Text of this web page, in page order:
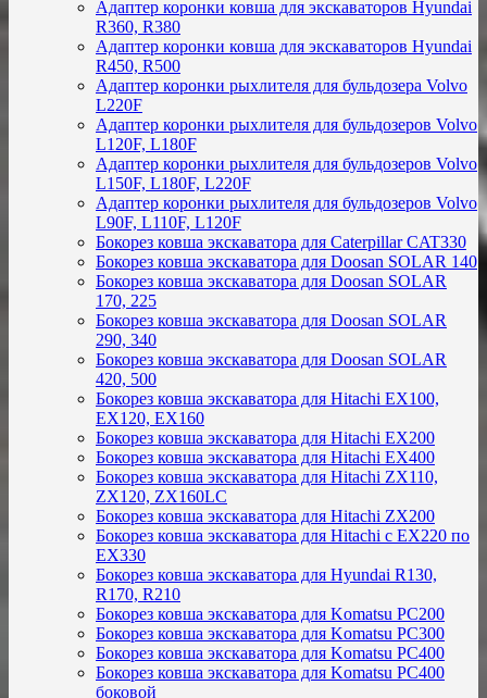
Адаптер коронки ковша для экскаваторов Hyundai
R360, R380
Адаптер коронки ковша для экскаваторов Hyundai
R450, R500
Адаптер коронки рыхлителя для бульдозера Volvo
L220F
Адаптер коронки рыхлителя для бульдозеров Volvo
L120F, L180F
Адаптер коронки рыхлителя для бульдозеров Volvo
L150F, L180F, L220F
Адаптер коронки рыхлителя для бульдозеров Volvo
L90F, L110F, L120F
Бокорез ковша экскаватора для Caterpillar CAT330
Бокорез ковша экскаватора для Doosan SOLAR 140
Бокорез ковша экскаватора для Doosan SOLAR
170, 225
Бокорез ковша экскаватора для Doosan SOLAR
290, 340
Бокорез ковша экскаватора для Doosan SOLAR
420, 500
Бокорез ковша экскаватора для Hitachi EX100,
EX120, EX160
Бокорез ковша экскаватора для Hitachi EX200
Бокорез ковша экскаватора для Hitachi EX400
Бокорез ковша экскаватора для Hitachi ZX110,
ZX120, ZX160LC
Бокорез ковша экскаватора для Hitachi ZX200
Бокорез ковша экскаватора для Hitachi с EX220 по
EX330
Бокорез ковша экскаватора для Hyundai R130,
R170, R210
Бокорез ковша экскаватора для Komatsu PC200
Бокорез ковша экскаватора для Komatsu PC300
Бокорез ковша экскаватора для Komatsu PC400
Бокорез ковша экскаватора для Komatsu PC400
боковой